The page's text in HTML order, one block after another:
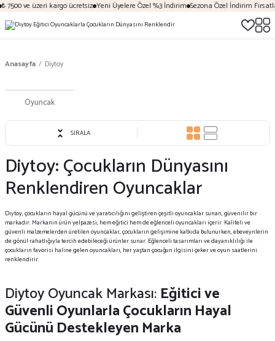
ve üzeri kargo ücretsiz Yeni Üyelere Özel %3 İndirim Sezona Özel İndirim Fırsatları
Anasayfa Diytoy
Oyuncak
SIRALA
Diytoy: Çocukların Dünyasını
Renklendiren Oyuncaklar
Diytoy, çocukların hayal gücünü ve yaratıcılığını geliştiren çeşitli oyuncaklar sunan, güvenilir bir
markadır. Markanın ürün yelpazesi, hem eğitici hem de eğlenceli oyuncakları içerir. Kaliteli ve
güvenli malzemelerden üretilen oyuncaklar, çocukların gelişimine katkıda bulunurken, ebeveynlerin
de gönül rahatlığıyla tercih edebileceği ürünler sunar. Eğlenceli tasarımları ve dayanıklılığı ile
çocukların favorisi haline gelen oyuncakları, her yaştan çocuğun ilgisini çeker ve oyun saatlerini
renklendirir.
Diytoy Oyuncak Markası: Eğitici ve
Güvenli Oyunlarla Çocukların Hayal
Gücünü Destekleyen Marka